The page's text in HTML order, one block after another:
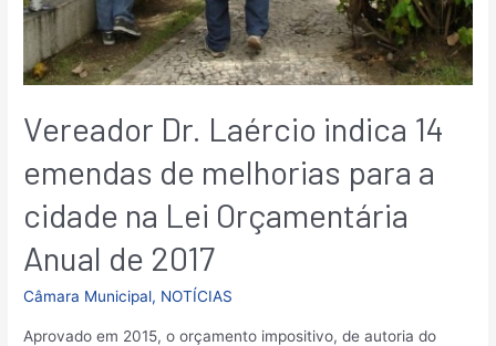
Vereador Dr. Laércio indica 14
emendas de melhorias para a
cidade na Lei Orçamentária
Anual de 2017
Câmara Municipal, NOTÍCIAS
Aprovado em 2015, o orçamento impositivo, de autoria do